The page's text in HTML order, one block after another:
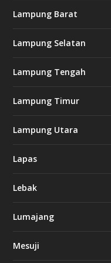
Lampung Barat
Lampung Selatan
Lampung Tengah
Lampung Timur
Lampung Utara
Lapas
Lebak
Lumajang
Mesuji